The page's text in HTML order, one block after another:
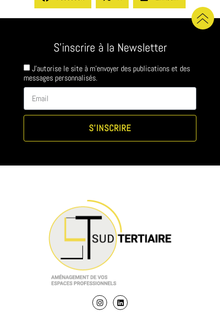
S'inscrire à la Newsletter
J'autorise le site à m'envoyer des publications et des
messages personnalisés.
S'INSCRIRE